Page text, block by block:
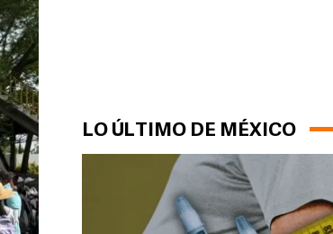
LO ÚLTIMO DE MÉXICO